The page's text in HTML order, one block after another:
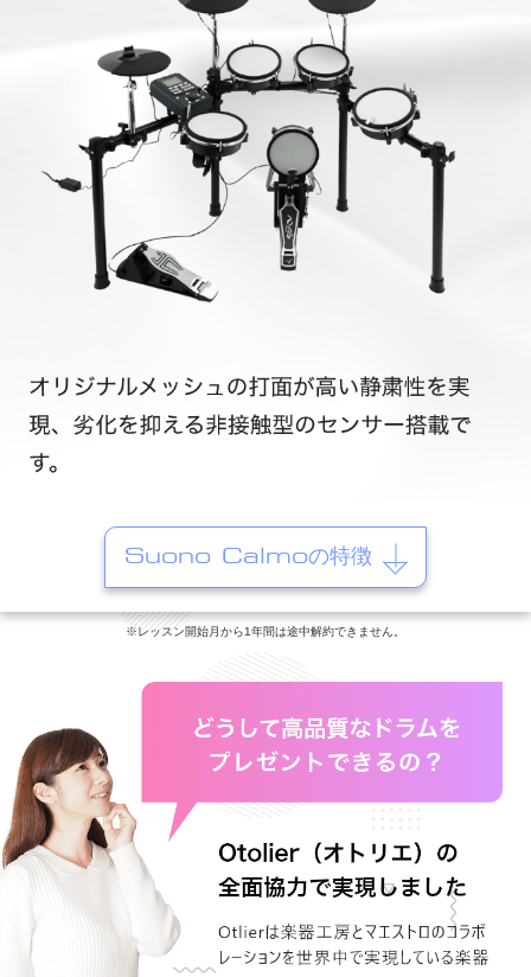
Suono Calmoの特徴
※レッスン開始月から1年間は途中解約できません。